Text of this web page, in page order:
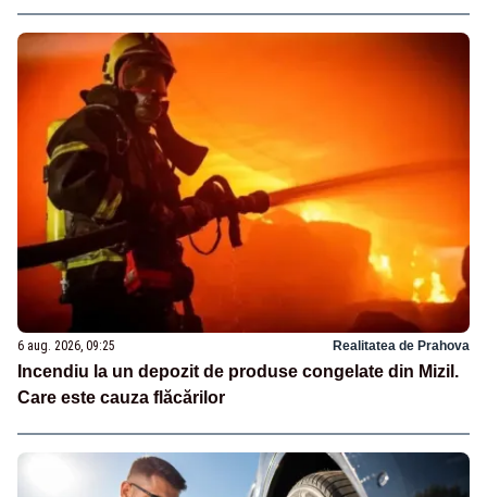
6 aug. 2026, 09:25 Realitatea de Prahova
Incendiu la un depozit de produse congelate din Mizil.
Care este cauza flăcărilor